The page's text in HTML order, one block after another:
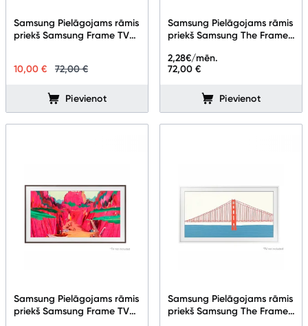
Televizoru stiprinājumi
Kabeļi un vadi
Antenas
TV statīvi
Tet Virszemes televīzija
TV iekārtas
Audio
Samsung Pielāgojams rāmis
priekš Samsung Frame TV
10,00 €
72,00 €
Pievienot
Samsung Pielāgojams rāmis
priekš Samsung The Frame
72,00 €
2,28€/mēn.
Pievienot
Samsung Pielāgojams rāmis
priekš Samsung Frame TV
Samsung Pielāgojams rāmis
priekš Samsung The Frame